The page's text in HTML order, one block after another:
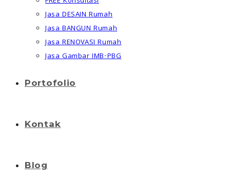
Jasa DESAIN Rumah
Jasa BANGUN Rumah
Jasa RENOVASI Rumah
Jasa Gambar IMB-PBG
Portofolio
Kontak
Blog